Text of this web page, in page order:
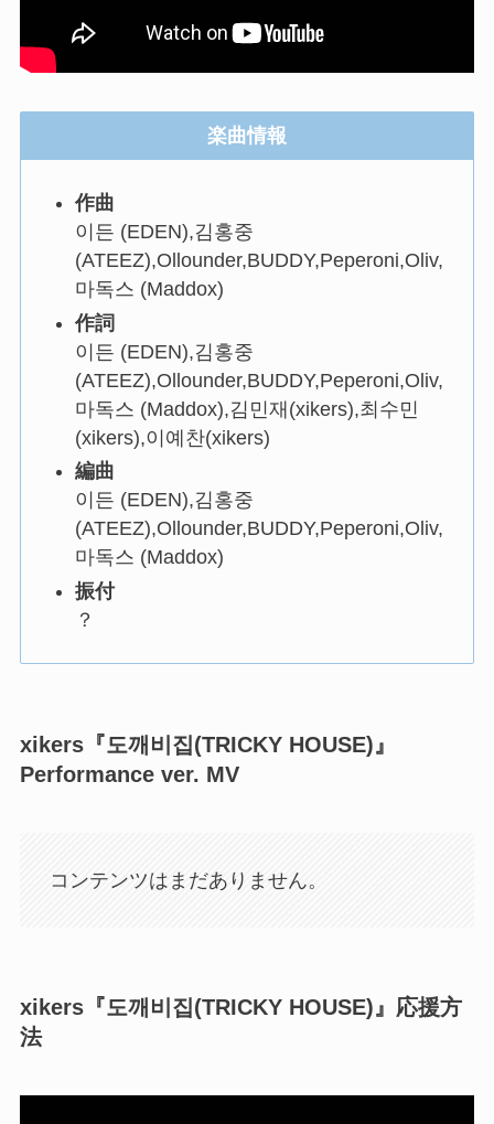
楽曲情報
作曲
이든 (EDEN),김홍중
(ATEEZ),Ollounder,BUDDY,Peperoni,Oliv,
마독스 (Maddox)
作詞
이든 (EDEN),김홍중
(ATEEZ),Ollounder,BUDDY,Peperoni,Oliv,
마독스 (Maddox),김민재(xikers),최수민
(xikers),이예찬(xikers)
編曲
이든 (EDEN),김홍중
(ATEEZ),Ollounder,BUDDY,Peperoni,Oliv,
마독스 (Maddox)
振付
？
xikers『도깨비집(TRICKY HOUSE)』
Performance ver. MV
コンテンツはまだありません。
xikers『도깨비집(TRICKY HOUSE)』応援方
法